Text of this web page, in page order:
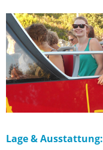
Lage & Ausstattung: